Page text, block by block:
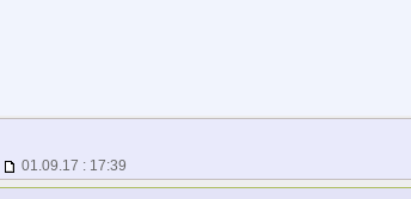
01.09.17 : 17:39